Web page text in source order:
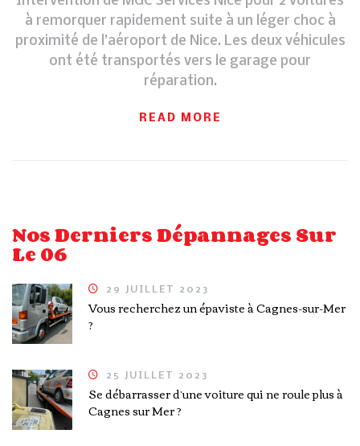
à remorquer rapidement suite à un léger choc à
proximité de l’aéroport de Nice. Les deux véhicules
ont été transportés vers le garage pour
réparation.
READ MORE
Nos Derniers Dépannages Sur
Le 06
29 JUILLET 2023
Vous recherchez un épaviste à Cagnes-sur-Mer
?
25 JUILLET 2023
Se débarrasser d’une voiture qui ne roule plus à
Cagnes sur Mer ?